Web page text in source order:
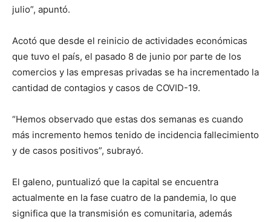
julio”, apuntó.
Acotó que desde el reinicio de actividades económicas
que tuvo el país, el pasado 8 de junio por parte de los
comercios y las empresas privadas se ha incrementado la
cantidad de contagios y casos de COVID-19.
“Hemos observado que estas dos semanas es cuando
más incremento hemos tenido de incidencia fallecimiento
y de casos positivos”, subrayó.
El galeno, puntualizó que la capital se encuentra
actualmente en la fase cuatro de la pandemia, lo que
significa que la transmisión es comunitaria, además